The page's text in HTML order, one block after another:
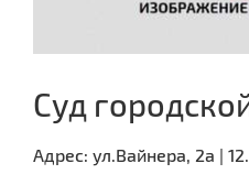
Суд
Адрес: ул.Вайнера, 2а |